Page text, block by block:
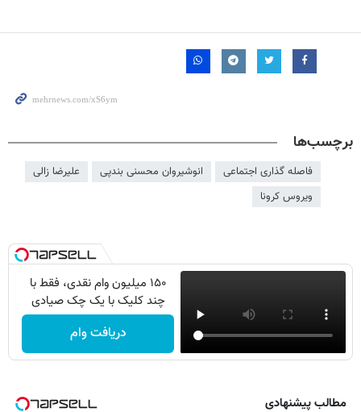
برچسب‌ها
فاصله گذاری اجتماعی انوشیروان محسنی بندپی
علیرضا زالی
ویروس کرونا
۱۵۰ میلیون وام نقدی، فقط با
چند کلیک با یک چک صیادی
دریافت وام
مطالب پیشنهادی